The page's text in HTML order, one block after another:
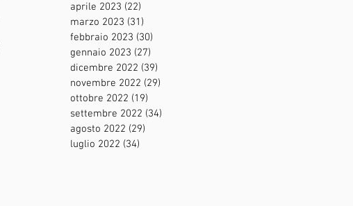
aprile 2023 (22)
marzo 2023 (31)
febbraio 2023 (30)
gennaio 2023 (27)
dicembre 2022 (39)
novembre 2022 (29)
ottobre 2022 (19)
settembre 2022 (34)
agosto 2022 (29)
luglio 2022 (34)